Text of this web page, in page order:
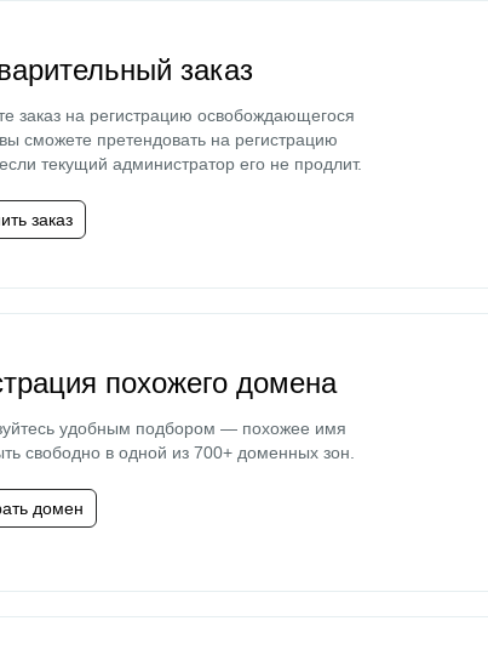
заказ
заказ на регистрацию освобождающегося
сможете претендовать на регистрацию
текущий администратор его не продлит.
заказ
похожего домена
удобным подбором — похожее имя
свободно в одной из 700+ доменных зон.
домен